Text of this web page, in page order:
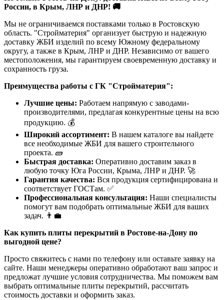
России, в Крым, ЛНР и ДНР! 🚚
Мы не ограничиваемся поставками только в Ростовскую
область. "Стройматерия" организует быструю и надежную
доставку ЖБИ изделий по всему Южному федеральному
округу, а также в Крым, ЛНР и ДНР. Независимо от вашего
местоположения, мы гарантируем своевременную доставку и
сохранность груза.
Преимущества работы с ГК "Стройматерия":
Лучшие цены: Работаем напрямую с заводами-
производителями, предлагая конкурентные цены на всю
продукцию. 💰
Широкий ассортимент: В нашем каталоге вы найдете
все необходимые ЖБИ для вашего строительного
проекта. 🧱
Быстрая доставка: Оперативно доставим заказ в
любую точку Юга России, Крыма, ЛНР и ДНР. 🚀
Гарантия качества: Вся продукция сертифицирована и
соответствует ГОСТам. ✅
Профессиональная консультация: Наши специалисты
помогут вам подобрать оптимальные ЖБИ для ваших
задач. 👨‍💼
Как купить плиты перекрытий в Ростове-на-Дону по
выгодной цене?
Просто свяжитесь с нами по телефону или оставьте заявку на
сайте. Наши менеджеры оперативно обработают ваш запрос и
предложат лучшие условия сотрудничества. Мы поможем вам
выбрать оптимальные плиты перекрытий, рассчитать
стоимость доставки и оформить заказ.